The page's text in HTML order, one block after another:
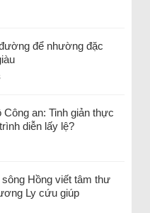
để nhường đặc
an: Tinh giản thực
diễn lấy lệ?
Hồng viết tâm thư
Ly cứu giúp